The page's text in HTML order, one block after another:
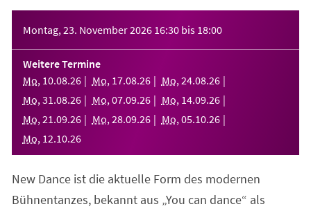
Montag, 23. November 2026 16:30 bis 18:00
Weitere Termine
Mo, 10.08.26 Mo, 17.08.26 Mo, 24.08.26
Mo, 31 .08.26 Mo, 07.09.26 Mo, 14.09.26
Mo, 21 .09.26 Mo, 28.09.26 Mo, 05.10.26
Mo, 12.10.26
New Dance ist die aktuelle Form des modernen
Bühnentanzes, bekannt aus „You can dance“ als